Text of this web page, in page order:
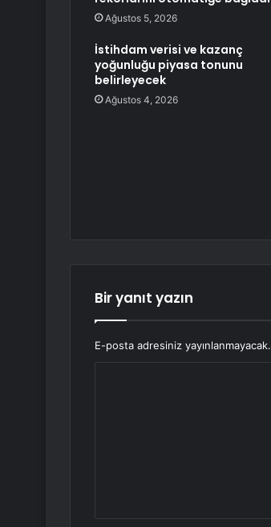
Ağustos 5, 2026
İstihdam verisi ve kazanç
yoğunluğu piyasa tonunu
belirleyecek
Ağustos 4, 2026
Bir yanıt yazın
E-posta adresiniz yayınlanmayacak.